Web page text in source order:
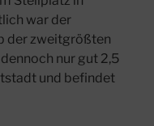
war der
der zweitgrößten
nur gut 2,5
und befindet